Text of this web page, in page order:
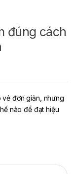
đúng cách
đơn giản, nhưng
nào để đạt hiệu